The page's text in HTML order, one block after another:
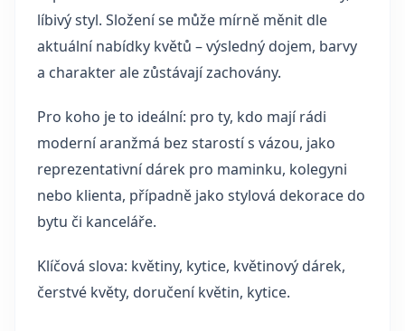
líbivý styl. Složení se může mírně měnit dle
aktuální nabídky květů – výsledný dojem, barvy
a charakter ale zůstávají zachovány.
Pro koho je to ideální: pro ty, kdo mají rádi
moderní aranžmá bez starostí s vázou, jako
reprezentativní dárek pro maminku, kolegyni
nebo klienta, případně jako stylová dekorace do
bytu či kanceláře.
Klíčová slova: květiny, kytice, květinový dárek,
čerstvé květy, doručení květin, kytice.